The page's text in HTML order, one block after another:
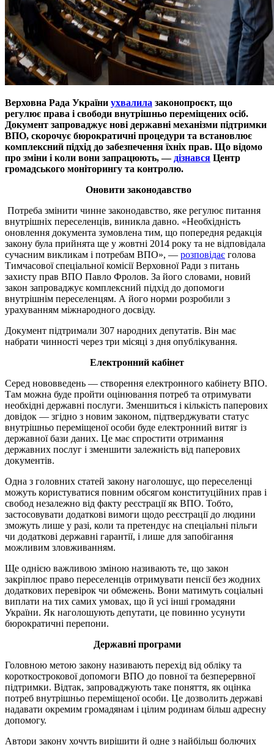
Верховна Рада України ухвалила законопроєкт, що
регулює права і свободи внутрішньо переміщених осіб.
Документ запроваджує нові державні механізми підтримки
ВПО, скорочує бюрократичні процедури та встановлює
комплексний підхід до забезпечення їхніх прав. Що відомо
про зміни і коли вони запрацюють, — дізнався Центр
громадського моніторингу та контролю.
Оновити законодавство
Потреба змінити чинне законодавство, яке регулює питання
внутрішніх переселенців, виникла давно. «Необхідність
оновлення документа зумовлена тим, що попередня редакція
закону була прийнята ще у жовтні 2014 року та не відповідала
сучасним викликам і потребам ВПО», — розповідає голова
Тимчасової спеціальної комісії Верховної Ради з питань
захисту прав ВПО Павло Фролов. За його словами, новий
закон запроваджує комплексний підхід до допомоги
внутрішнім переселенцям. А його норми розробили з
урахуванням міжнародного досвіду.
Документ підтримали 307 народних депутатів. Він має
набрати чинності через три місяці з дня опублікування.
Електронний кабінет
Серед нововведень — створення електронного кабінету ВПО.
Там можна буде пройти оцінювання потреб та отримувати
необхідні державні послуги. Зменшиться і кількість паперових
довідок — згідно з новим законом, підтверджувати статус
внутрішньо переміщеної особи буде електронний витяг із
державної бази даних. Це має спростити отримання
державних послуг і зменшити залежність від паперових
документів.
Одна з головних статей закону наголошує, що переселенці
можуть користуватися повним обсягом конституційних прав і
свобод незалежно від факту реєстрації як ВПО. Тобто,
застосовувати додаткові вимоги щодо реєстрації до людини
зможуть лише у разі, коли та претендує на спеціальні пільги
чи додаткові державні гарантії, і лише для запобігання
можливим зловживанням.
Ще однією важливою зміною називають те, що закон
закріплює право переселенців отримувати пенсії без жодних
додаткових перевірок чи обмежень. Вони матимуть соціальні
виплати на тих самих умовах, що й усі інші громадяни
України. Як наголошують депутати, це повинно усунути
бюрократичні перепони.
Державні програми
Головною метою закону називають перехід від обліку та
короткострокової допомоги ВПО до повної та безперервної
підтримки. Відтак, запроваджують таке поняття, як оцінка
потреб внутрішньо переміщеної особи. Це дозволить державі
надавати окремим громадянам і цілим родинам більш адресну
допомогу.
Автори закону хочуть вирішити й одне з найбільш болючих